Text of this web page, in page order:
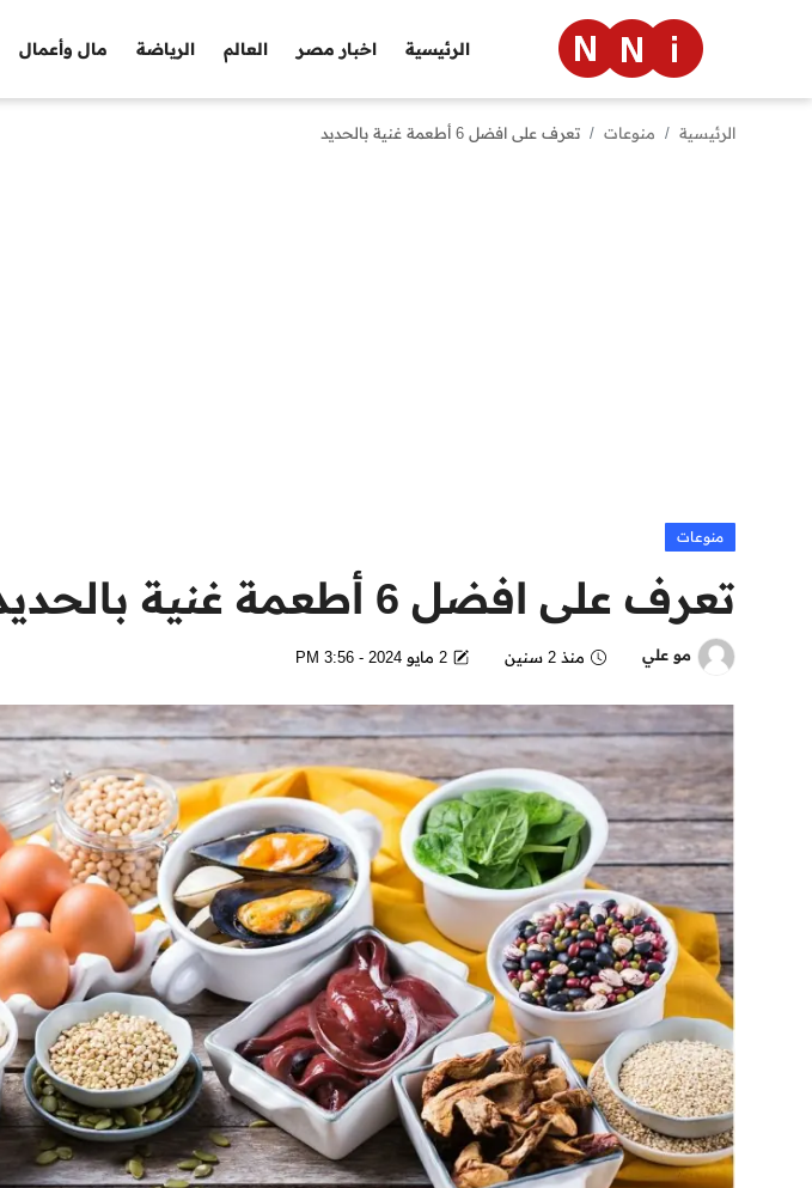
الرئيسية اخبار مصر العالم الرياضة مال وأعمال
منوعات
الرئيسية منوعات تعرف على افضل 6 أطعمة غنية بالحديد
منوعات
تعرف على افضل 6 أطعمة غنية بالحديد
مو علي منذ 2 سنين 2 مايو 2024 - 3:56 PM